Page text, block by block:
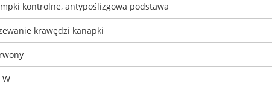
kontrolne, antypoślizgowa podstawa
krawędzi kanapki
W